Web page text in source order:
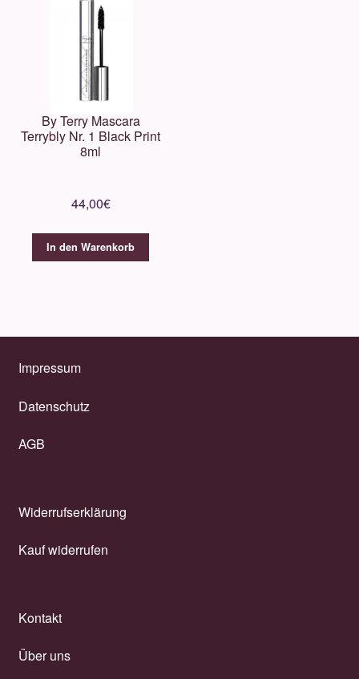
By Terry Mascara
Terrybly Nr. 1 Black Print
8ml
44,00€
In den Warenkorb
Impressum
Datenschutz
AGB
Widerrufserklärung
Kauf widerrufen
Kontakt
Über uns